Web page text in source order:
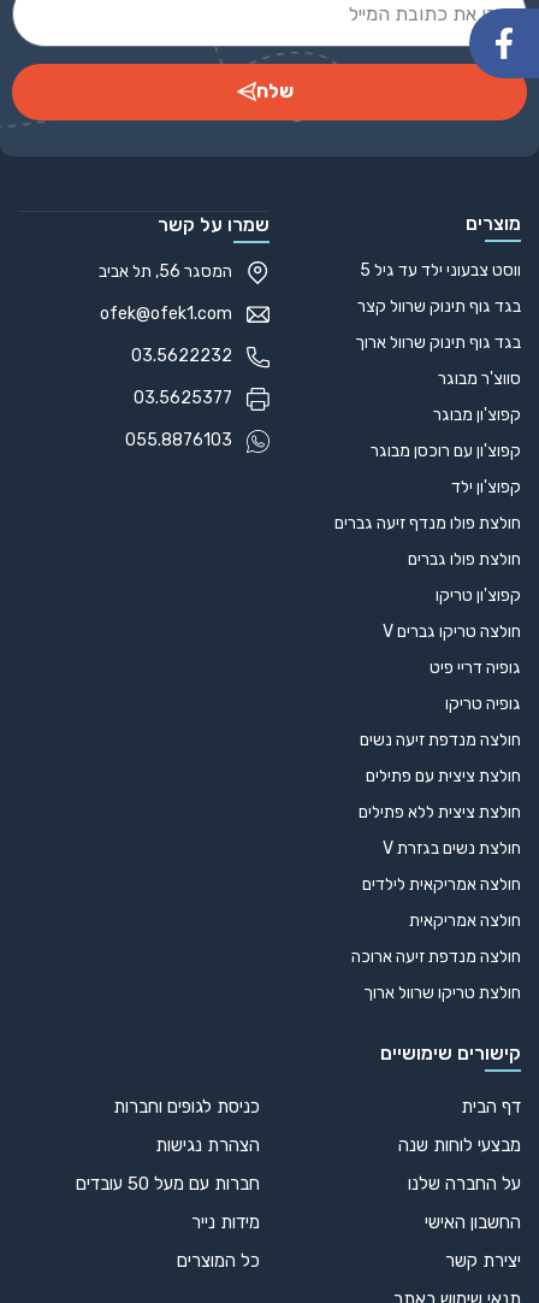
שלח
מוצרים
ווסט צבעוני ילד עד גיל 5
בגד גוף תינוק שרוול קצר
בגד גוף תינוק שרוול ארוך
סווצ'ר מבוגר
קפוצ'ון מבוגר
קפוצ'ון עם רוכסן מבוגר
קפוצ'ון ילד
חולצת פולו מנדף זיעה גברים
חולצת פולו גברים
קפוצ'ון טריקו
חולצה טריקו גברים V
גופיה דריי פיט
גופיה טריקו
חולצה מנדפת זיעה נשים
חולצת ציצית עם פתילים
חולצת ציצית ללא פתילים
חולצת נשים בגזרת V
חולצה אמריקאית לילדים
חולצה אמריקאית
חולצה מנדפת זיעה ארוכה
חולצת טריקו שרוול ארוך
קישורים שימושיים
דף הבית
מבצעי לוחות שנה
על החברה שלנו
החשבון האישי
יצירת קשר
כניסת לגופים וחברות
הצהרת נגישות
חברות עם מעל 50 עובדים
מידות נייר
כל המוצרים
שמרו על קשר
המסגר 56, תל אביב
ofek@ofek1.com
03.5622232
03.5625377
055.8876103